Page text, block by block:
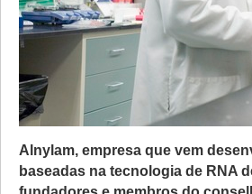
Alnylam, empresa que vem
baseadas na tecnologia de RNA